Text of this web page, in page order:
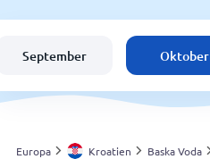
Schweiz
Deutschland
September Oktober
Europa Kroatien Baska Voda